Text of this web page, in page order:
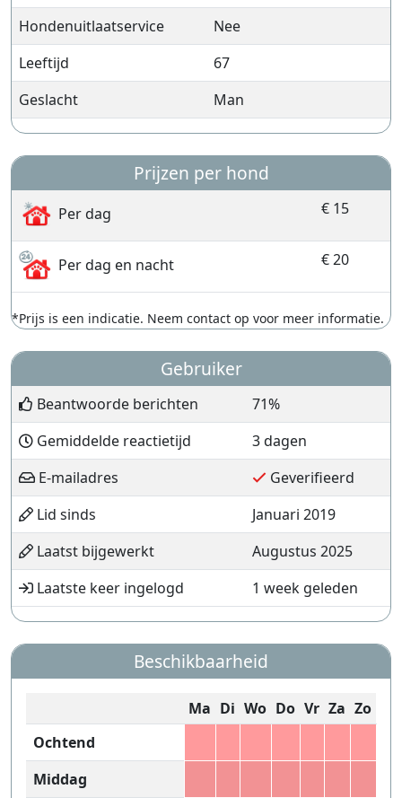
Hondenuitlaatservice
Nee
Leeftijd
67
Geslacht
Man
Prijzen per hond
Per dag € 15
Per dag en nacht € 20
*Prijs is een indicatie. Neem contact op voor meer informatie.
Gebruiker
Beantwoorde berichten
71%
Gemiddelde reactietijd
3 dagen
E-mailadres
Geverifieerd
Lid sinds
Januari 2019
Laatst bijgewerkt
Augustus 2025
Laatste keer ingelogd
1 week geleden
Beschikbaarheid
Ma Di Wo Do Vr Za Zo
Ochtend
Middag